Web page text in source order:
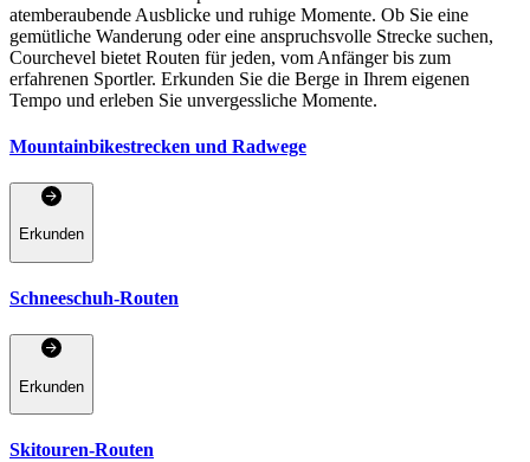
atemberaubende Ausblicke und ruhige Momente. Ob Sie eine
gemütliche Wanderung oder eine anspruchsvolle Strecke suchen,
Courchevel bietet Routen für jeden, vom Anfänger bis zum
erfahrenen Sportler. Erkunden Sie die Berge in Ihrem eigenen
Tempo und erleben Sie unvergessliche Momente.
Mountainbikestrecken und Radwege
Erkunden
Schneeschuh-Routen
Erkunden
Skitouren-Routen